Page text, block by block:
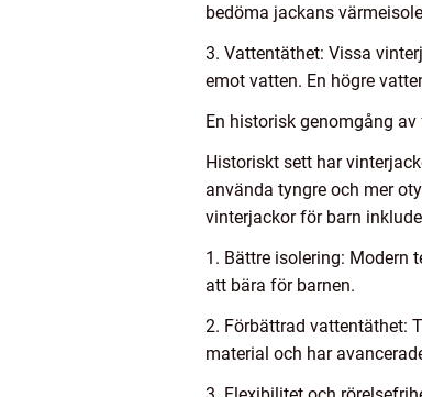
bedöma jackans
3. Vattentäthet: Vissa
emot vatten. En högre
En historisk genomgång
Historiskt sett har
använda tyngre och mer
vinterjackor för barn
1. Bättre isolering: Modern
att bära för barnen.
2. Förbättrad vattentäthet:
material och har